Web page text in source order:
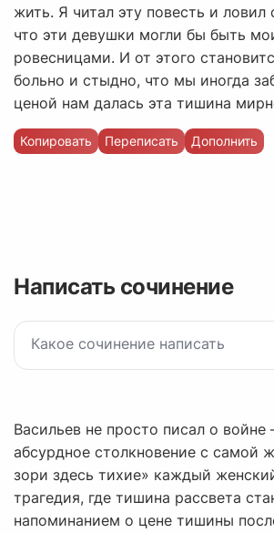
жить. Я читал эту повесть и ловил
что эти девушки могли бы быть
ровесницами. И от этого
больно и стыдно, что мы иногда
ценой нам далась эта тишина
Копировать Переписать Дополнить
Написать сочинение
Васильев не просто писал о
абсурдное столкновение с самой
зори здесь тихие» каждый
трагедия, где тишина рассвета
напоминанием о цене тишины